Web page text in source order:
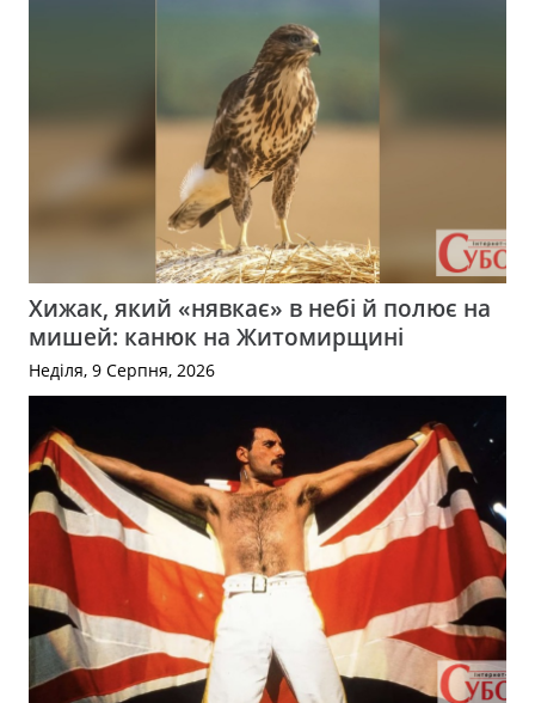
Хижак, який «нявкає» в небі й полює на
мишей: канюк на Житомирщині
Неділя, 9 Серпня, 2026